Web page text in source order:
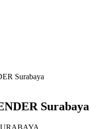
Surabaya
Surabaya